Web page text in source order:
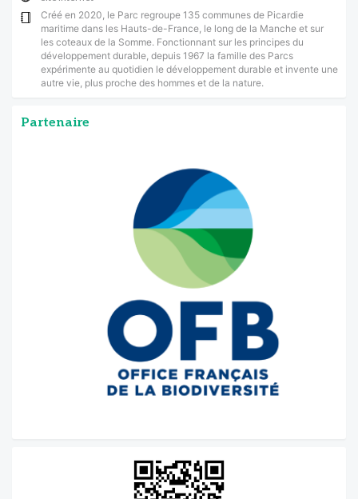
Créé en 2020, le Parc regroupe 135 communes de Picardie
maritime dans les Hauts-de-France, le long de la Manche et sur
les coteaux de la Somme. Fonctionnant sur les principes du
développement durable, depuis 1967 la famille des Parcs
expérimente au quotidien le développement durable et invente une
autre vie, plus proche des hommes et de la nature.
Partenaire